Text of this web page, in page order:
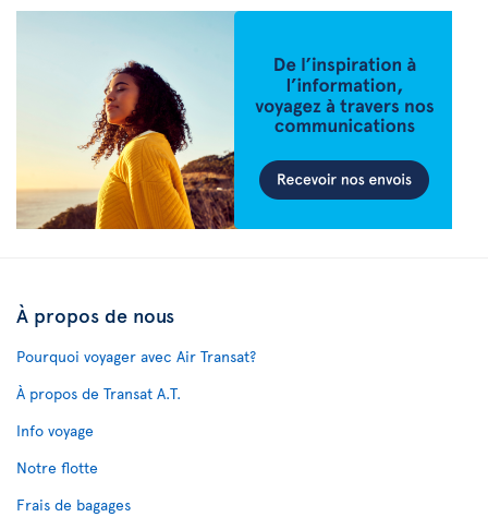
À propos de nous
Pourquoi voyager avec Air Transat?
À propos de Transat A.T.
Info voyage
Notre flotte
Frais de bagages